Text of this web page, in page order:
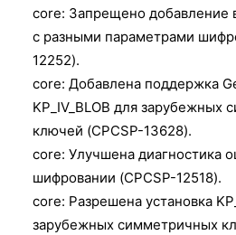
core: Запрещено добавление
с разными параметрами
12252).
core: Добавлена поддержка
KP_IV_BLOB для зарубежных
ключей (CPCSP-13628).
core: Улучшена диагностика
шифровании (CPCSP-12518).
core: Разрешена установка
зарубежных симметричных